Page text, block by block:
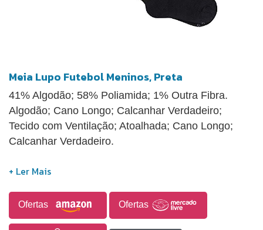
Meia Lupo Futebol Meninos, Preta
41% Algodão; 58% Poliamida; 1% Outra Fibra.
Algodão; Cano Longo; Calcanhar Verdadeiro;
Tecido com Ventilação; Atoalhada; Cano Longo;
Calcanhar Verdadeiro.
Ofertas Ofertas